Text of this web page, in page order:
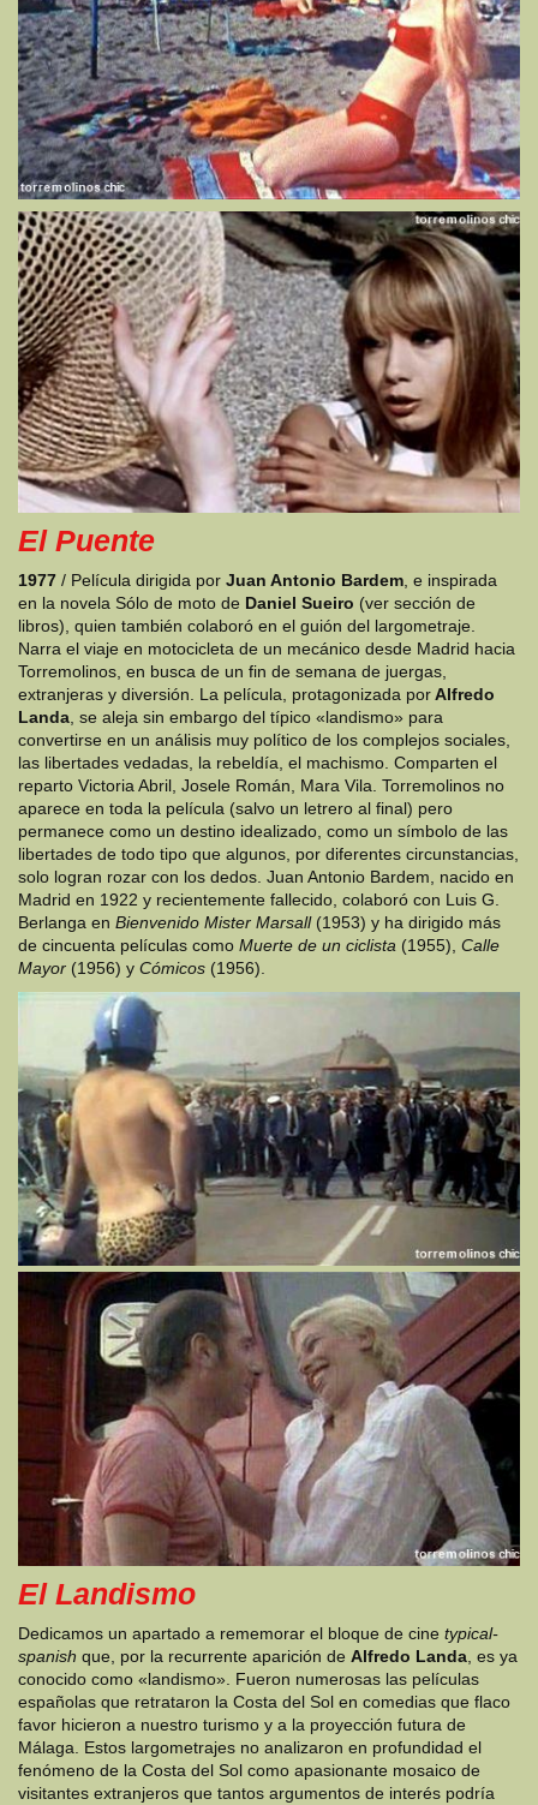
El Puente
1977 / Película dirigida por Juan Antonio Bardem, e inspirada
en la novela Sólo de moto de Daniel Sueiro (ver sección de
libros), quien también colaboró en el guión del largometraje.
Narra el viaje en motocicleta de un mecánico desde Madrid hacia
Torremolinos, en busca de un fin de semana de juergas,
extranjeras y diversión. La película, protagonizada porAlfredo
Landa, se aleja sin embargo del típico «landismo» para
convertirse en un análisis muy político de los complejos sociales,
las libertades vedadas, la rebeldía, el machismo. Comparten el
reparto Victoria Abril, Josele Román, Mara Vila. Torremolinos no
aparece en toda la película (salvo un letrero al final) pero
permanece como un destino idealizado, como un símbolo de las
libertades de todo tipo que algunos, por diferentes circunstancias,
solo logran rozar con los dedos. Juan Antonio Bardem, nacido en
Madrid en 1922 y recientemente fallecido, colaboró con Luis G.
Berlanga en Bienvenido Mister Marsall(1953) y ha dirigido más
de cincuenta películas como Muerte de un ciclista (1955), Calle
Mayor (1956) y Cómicos (1956).
El Landismo
Dedicamos un apartado a rememorar el bloque de cine typical-
spanish que, por la recurrente aparición de Alfredo Landa, es ya
conocido como «landismo». Fueron numerosas las películas
españolas que retrataron la Costa del Sol en comedias que flaco
favor hicieron a nuestro turismo y a la proyección futura de
Málaga. Estos largometrajes no analizaron en profundidad el
fenómeno de la Costa del Sol como apasionante mosaico de
visitantes extranjeros que tantos argumentos de interés podría